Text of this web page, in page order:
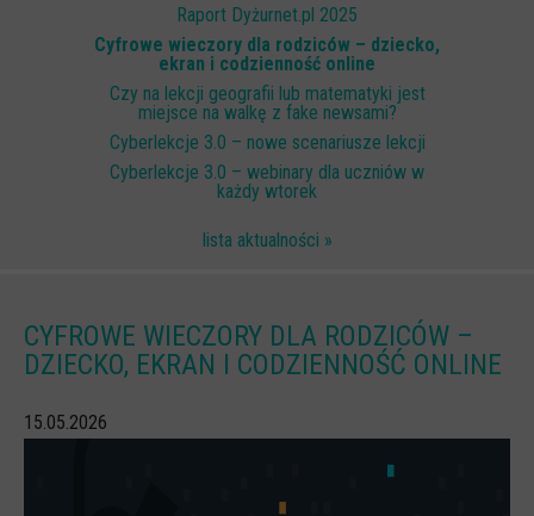
Raport Dyżurnet.pl 2025
Cyfrowe wieczory dla rodziców – dziecko,
ekran i codzienność online
Czy na lekcji geografii lub matematyki jest
miejsce na walkę z fake newsami?
Cyberlekcje 3.0 – nowe scenariusze lekcji
Cyberlekcje 3.0 – webinary dla uczniów w
każdy wtorek
lista aktualności »
CYFROWE WIECZORY DLA RODZICÓW –
DZIECKO, EKRAN I CODZIENNOŚĆ ONLINE
15.05.2026
Scenariusze lekcji
W sieci przyjaźni
(Nie)widzialne ślady online
Piosenka edukacyjna i teledysk
CYBER lekcje 3.0
Plik i Folder
PODCASTY CYFROWE WIECZORY